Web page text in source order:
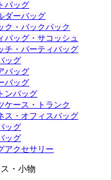
バッグ
ダーバッグ
ク・バックパック
バッグ・サコッシュ
チ・パーティバッグ
ッグ
バッグ
バッグ
ンバッグ
ケース・トランク
ス・オフィスバッグ
ッグ
ッグ
アクセサリー
・小物